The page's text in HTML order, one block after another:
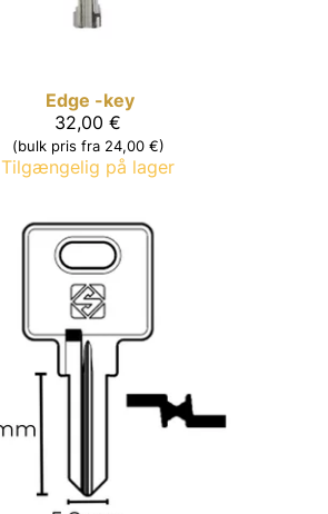
Edge -key
32,00 €
(bulk pris fra 24,00 €)
Tilgængelig på lager